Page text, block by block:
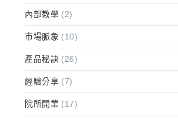
內部教學 (2)
市場脈象 (10)
產品秘訣 (26)
經驗分享 (7)
院所開業 (17)